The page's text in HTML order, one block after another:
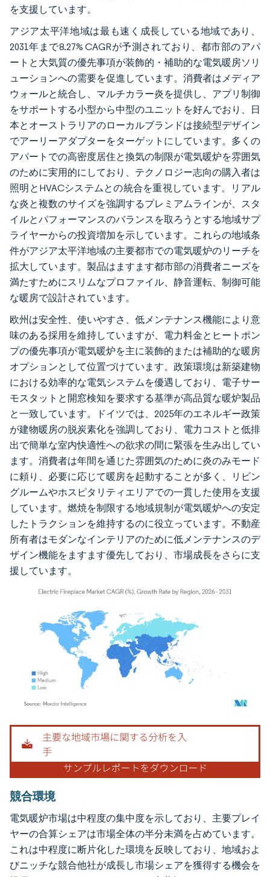
を支援しています。
アジア太平洋地域は最も速く成長している地域であり、
2031年まで8.27% CAGRが予測されており、都市部のアパ
ートと大気質の優先事項が装飾的・補助的な電気暖房ソリ
ューションへの需要を促進しています。消費者はメディア
ウォールと統合し、マルチカラー炎を提供し、アプリ制御
をサポートする小型から中型のユニットを好んでおり、日
本とオーストラリアのローカルブランドは接続型デザイン
でアーリーアダプターをターゲットにしています。多くの
アパートでの高密度居住と換気の制限が電気暖炉を雰囲気
のために実用的にしており、テクノロジー志向の購入者は
照明とHVACシステムとの統合を重視しています。リアル
な炎と複数のサイズを強調するプレミアムラインが、スタ
イルとパフォーマンスのバランスを取ろうとする地域サプ
ライヤーからの投資増加を示しています。これらの地域条
件がアジア太平洋地域の主要都市での電気暖炉のリーチを
拡大しています。製品はますます都市部の消費者ニーズを
満たすためにスリムなプロファイル、静音運転、制御可能
な暖房で設計されています。
欧州は安全性、使いやすさ、低メンテナンス機能により意
味のある採用を維持していますが、電力料金とヒートポン
プの優先事項が電気暖炉を主に装飾的または補助的な暖房
オプションとして位置づけています。政策環境は新築建物
における効率的な電気システムを優遇しており、電子サー
モスタットと開窓検知を要求する基準が高品質な暖炉製品
と一致しています。ドイツでは、2025年のエネルギー政策
が建物暖房の脱炭素化を強調しており、電力コストと低排
出で簡単な室内快適性への欲求の間に緊張を生み出してい
ます。消費者は年間を通じた雰囲気のために炎のみモード
に頼り、必要に応じて暖房を起動することが多く、リビン
グルームやホスピタリティエリアでの一貫した使用を支援
しています。燃焼を制限する地域規制が電気暖炉への安定
したトラクションを維持するのに役立っています。不動産
所有者はモダンなインテリアのために低メンテナンスのデ
ザイン機能をますます優先しており、市場成長をさらに支
援しています。
画像 © Mordor Intelligence。再利用にはCC BY 4.0の表示が必要です。
競合環境
電気暖炉市場は中程度の集中度を示しており、主要プレイ
ヤーの合算シェアは市場全体の半分未満を占めています。
これは中程度に断片化した環境を反映しており、地域およ
びニッチな競合他社が成長し市場シェアを獲得する機会を